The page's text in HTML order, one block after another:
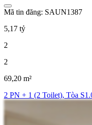
Mã tin đăng: SAUN1387
5,17 tỷ
2
2
69,20 m²
2 PN + 1 (2 Toilet), Tòa